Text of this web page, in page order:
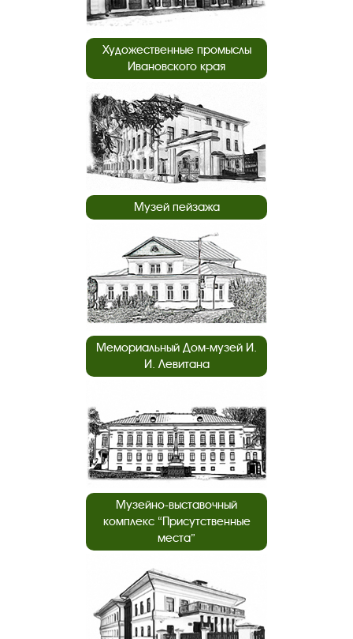
Художественные промыслы
Ивановского края
Музей пейзажа
Мемориальный Дом-музей И.
И. Левитана
Музейно-выставочный
комплекс “Присутственные
места”